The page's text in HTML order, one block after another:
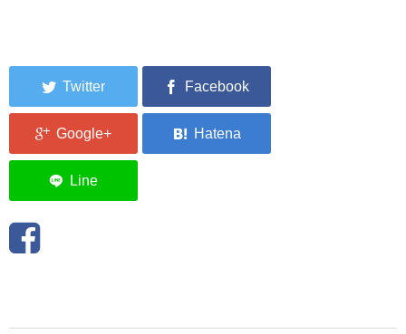
編みっ娘たち紹介
リンク
お問い合わせ